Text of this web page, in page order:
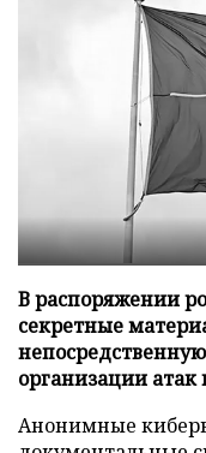
В распоряжении
секретные
организации атак
Анонимные